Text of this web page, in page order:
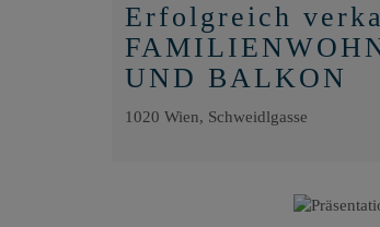
Erfolgreich
UND BALKON
1020 Wien, Schweidlgasse